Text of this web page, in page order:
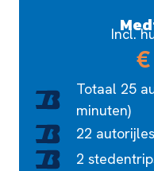
Incl.
Totaal 25
minuten)
22
2